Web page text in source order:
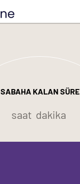
SABAHA KALAN SÜRE
saat dakika